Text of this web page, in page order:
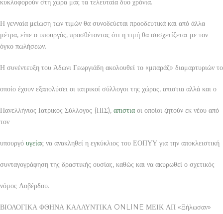
κυκλοφορούν στη χώρα μας τα τελευταία δυο χρόνια.
Η γενναία μείωση των τιμών θα συνοδεύεται προοδευτικά και από άλλα
μέτρα, είπε ο υπουργός, προσθέτοντας ότι η τιμή θα συσχετίζεται με τον
όγκο πωλήσεων.
Η συνέντευξη του Άδωνι Γεωργιάδη ακολουθεί το «μπαράζ» διαμαρτυριών το
οποίο έχουν εξαπολύσει οι ιατρικοί σύλλογοι της χώρας, απιστια αλλά και ο
Πανελλήνιος Ιατρικός Σύλλογος (ΠΙΣ), απιστια οι οποίοι ζητούν εκ νέου από
τον
υπουργό υγείας να ανακληθεί η εγκύκλιος του ΕΟΠΥΥ για την αποκλειστική
συνταγογράφηση της δραστικής ουσίας, καθώς και να ακυρωθεί ο σχετικός
νόμος Λοβέρδου.
ΒΙΟΛΟΓΙΚΑ ΦΘΗΝΑ ΚΑΛΛΥΝΤΙΚΑ ONLINE ΜΕΙΚ ΑΠ «Ξήλωσαν»